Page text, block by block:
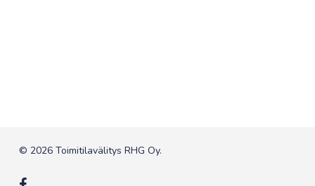
© 2026 Toimitilavälitys RHG Oy.
facebook